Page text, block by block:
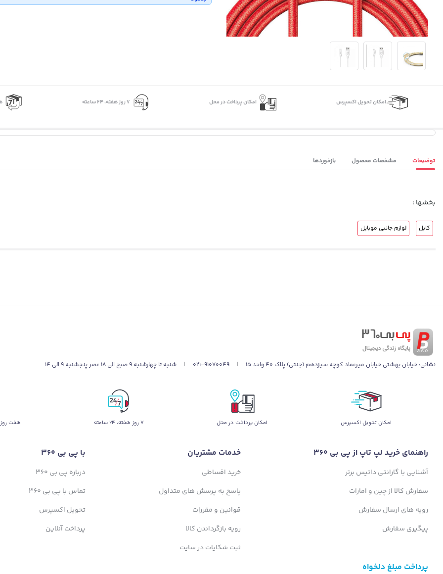
اﻣﮑﺎن ﺗﺤﻮﯾﻞ اﮐﺴﭙﺮس امکان پرداخت در محل ۷ روز ﻫﻔﺘﻪ، ۲۴ ﺳﺎﻋﺘﻪ
توضیحات مشخصات محصول بازخوردها
بخشها :
کابل لوازم جانبی موبایل
نشانی: خیابان بهشتی خیابان میرعماد کوچه سیزدهم (جنتی) پلاک ۴۰ واحد ۱۵ |
021-91070049
| شنبه تا چهارشنبه 9 صبح الی 18 عصر پنجشنبه 9 الی 14
اﻣﮑﺎن ﺗﺤﻮﯾﻞ اﮐﺴﭙﺮس امکان پرداخت در محل ۷ روز ﻫﻔﺘﻪ، ۲۴ ﺳﺎﻋﺘﻪ هفت روز
راهنمای خرید لپ تاپ از پی بی 360
آشنایی با گارانتی داتیس برتر
سفارش کالا از چین و امارات
رویه های ارسال سفارش
پیگیری سفارش
خدمات مشتریان
خرید اقساطی
پاسخ به پرسش های متداول
قوانین و مقررات
رویه بازگرداندن کالا
ثبت شکایات در سایت
با پی بی 360
درباره پی بی 360
تماس با پی بی 360
تحویل اکسپرس
پرداخت آنلاین
پرداخت مبلغ دلخواه